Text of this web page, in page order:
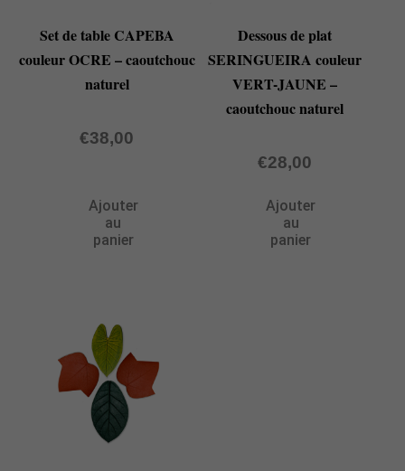
Set de table CAPEBA
couleur OCRE – caoutchouc
naturel
€38,00
Ajouter
au
panier
Dessous de plat
SERINGUEIRA couleur
VERT-JAUNE –
caoutchouc naturel
€28,00
Ajouter
au
panier